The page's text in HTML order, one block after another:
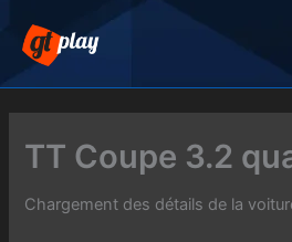
contenu
TT Coupe 3.2
Chargement des détails de la